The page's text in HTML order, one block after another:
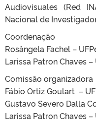
Audiovisuales (Red
Nacional de
Coordenação
Rosângela Fachel –
Larissa Patron Chaves –
Comissão organizadora
Fábio Ortiz Goulart –
Gustavo Severo Dalla
Larissa Patron Chaves –